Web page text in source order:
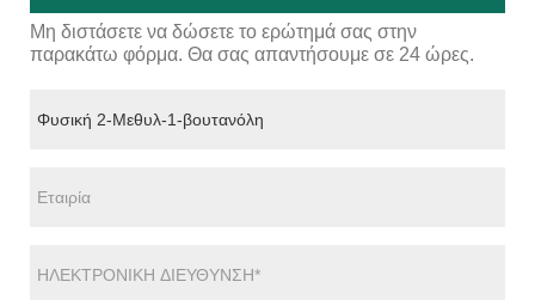
Μη διστάσετε να δώσετε το ερώτημά σας στην
παρακάτω φόρμα. Θα σας απαντήσουμε σε 24 ώρες.